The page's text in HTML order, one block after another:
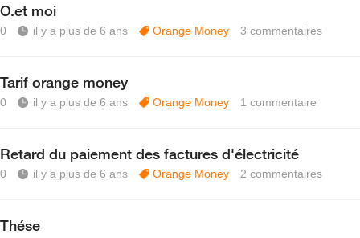
O.et moi
0 il y a plus de 6 ans Orange Money 3 commentaires
Tarif orange money
0 il y a plus de 6 ans Orange Money 1 commentaire
Retard du paiement des factures d'électricité
0 il y a plus de 6 ans Orange Money 2 commentaires
Thése